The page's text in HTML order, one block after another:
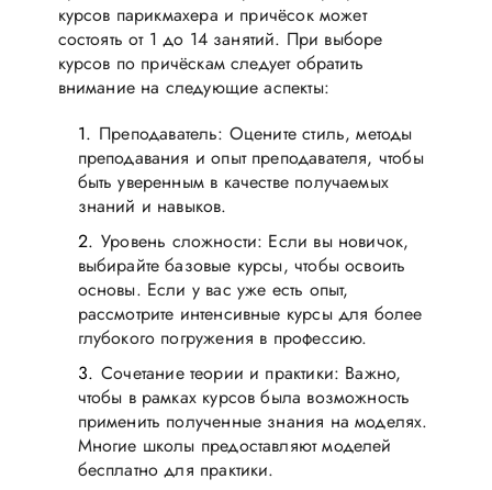
курсов парикмахера и причёсок может
состоять от 1 до 14 занятий. При выборе
курсов по причёскам следует обратить
внимание на следующие аспекты:
Преподаватель: Оцените стиль, методы
преподавания и опыт преподавателя, чтобы
быть уверенным в качестве получаемых
знаний и навыков.
Уровень сложности: Если вы новичок,
выбирайте базовые курсы, чтобы освоить
основы. Если у вас уже есть опыт,
рассмотрите интенсивные курсы для более
глубокого погружения в профессию.
Сочетание теории и практики: Важно,
чтобы в рамках курсов была возможность
применить полученные знания на моделях.
Многие школы предоставляют моделей
бесплатно для практики.